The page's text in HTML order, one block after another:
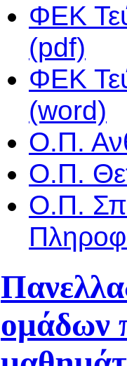
ΦΕΚ
(pdf)
ΦΕΚ
(word)
Ο.Π.
Ο.Π.
Ο.Π.
ομάδων